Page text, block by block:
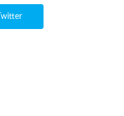
Twitter